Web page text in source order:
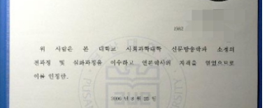
行业资讯
证书样本